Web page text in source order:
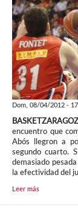
Dom, 08/04/2012 -
encuentro que
Abós llegron a
segundo cuarto.
demasiado
la efectividad del
Leer más